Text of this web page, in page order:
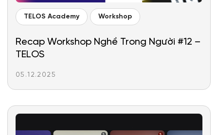
TELOS Academy Workshop
Recap Workshop Nghề Trong Người #12 –
TELOS
05.12.2025